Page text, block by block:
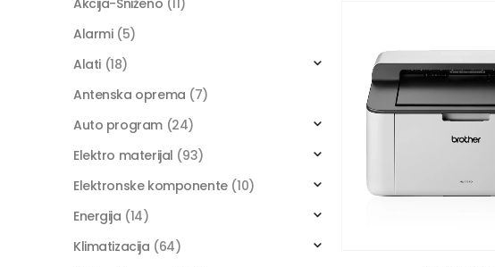
Akcija-Sniženo (11)
Alarmi (5)
Alati (18)
Antenska oprema (7)
Auto program (24)
Elektro materijal (93)
Elektronske komponente (10)
Energija (14)
Klimatizacija (64)